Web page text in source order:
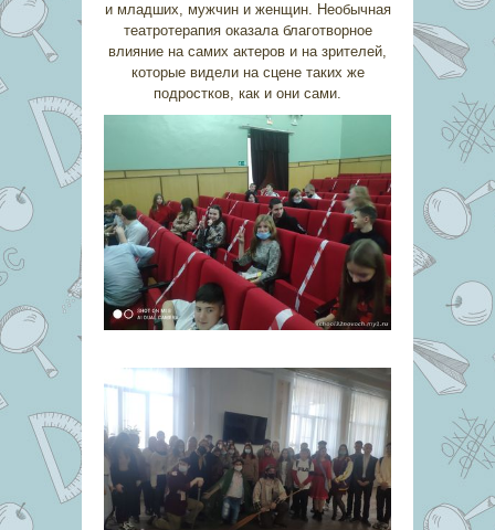
и младших, мужчин и женщин. Необычная
театротерапия оказала благотворное
влияние на самих актеров и на зрителей,
которые видели на сцене таких же
подростков, как и они сами.